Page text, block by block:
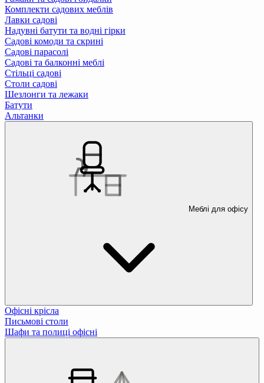
Комплекти садових меблів
Лавки садові
Надувні батути та водні гірки
Садові комоди та скрині
Садові парасолі
Садові та балконні меблі
Стільці садові
Столи садові
Шезлонги та лежаки
Батути
Альтанки
Меблі для офісу
Офісні крісла
Письмові столи
Шафи та полиці офісні